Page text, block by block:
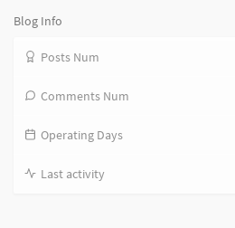
Blog Info
Posts Num
Comments Num
Operating Days
Last activity